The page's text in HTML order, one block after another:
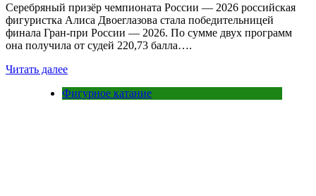
Серебряный призёр чемпионата России — 2026 российская
фигуристка Алиса Двоеглазова стала победительницей
финала Гран-при России — 2026. По сумме двух программ
она получила от судей 220,73 балла….
Читать далее
Фигурное катание